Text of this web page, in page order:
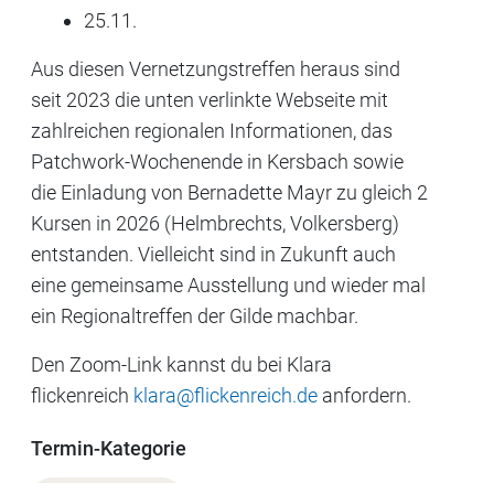
25.11.
Aus diesen Vernetzungstreffen heraus sind
seit 2023 die unten verlinkte Webseite mit
zahlreichen regionalen Informationen, das
Patchwork-Wochenende in Kersbach sowie
die Einladung von Bernadette Mayr zu gleich 2
Kursen in 2026 (Helmbrechts, Volkersberg)
entstanden. Vielleicht sind in Zukunft auch
eine gemeinsame Ausstellung und wieder mal
ein Regionaltreffen der Gilde machbar.
Den Zoom-Link kannst du bei Klara
flickenreich klara@flickenreich.de anfordern.
Termin-Kategorie